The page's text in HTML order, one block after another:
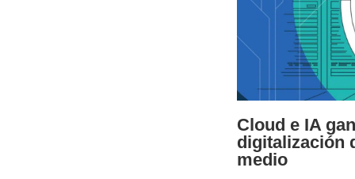
Cloud e IA
digitalización
medio